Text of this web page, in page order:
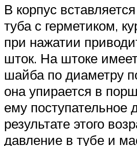
В корпус
туба с герметиком,
при нажатии
шток. На штоке
шайба по диаметру
она упирается в
ему поступательное
результате этого
давление в тубе и